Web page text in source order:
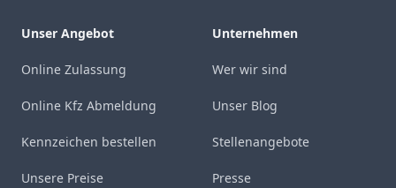
Unser Angebot
Online Zulassung
Online Kfz Abmeldung
Kennzeichen bestellen
Unsere Preise
Unternehmen
Wer wir sind
Unser Blog
Stellenangebote
Presse